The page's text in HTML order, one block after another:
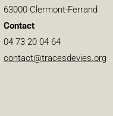
63000 Clermont-Ferrand
Contact
04 73 20 04 64
contact@tracesdevies.org